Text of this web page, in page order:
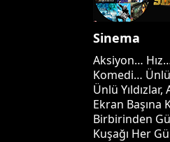
Sinema
Aksiyon…
Komedi… Ünlü
Ünlü
Ekran Başına
Birbirinden
Kuşağı Her